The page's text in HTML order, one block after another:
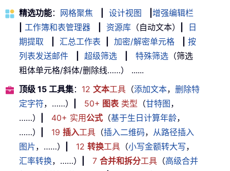
精选功能： 网格聚焦 设计视图
增强编辑栏
工作簿和表管理器 资源库 （自动文本）
日
期提取
汇总工作表 加密/解密单元格
按
列表发送邮件
超级筛选 特殊筛选 （筛选
粗体单元格/斜体/删除线……） ......
顶级 15 工具集： 12 文本工具 （添加文本， 删除特
定字符，……） 50+ 图表类型 （甘特图 ，
……）
40+ 实用公式 （基于生日计算年龄，
……）
19 插入工具 （插入二维码， 从路径插入
图片，……） 12 转换工具 （小写金额转大写，
汇率转换，……） 7 合并和拆分工具 （高级合并